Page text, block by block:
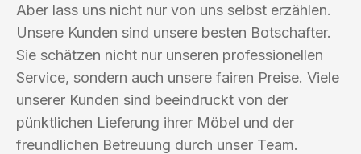
Aber lass uns nicht nur von uns selbst erzählen.
Unsere Kunden sind unsere besten Botschafter.
Sie schätzen nicht nur unseren professionellen
Service, sondern auch unsere fairen Preise. Viele
unserer Kunden sind beeindruckt von der
pünktlichen Lieferung ihrer Möbel und der
freundlichen Betreuung durch unser Team.